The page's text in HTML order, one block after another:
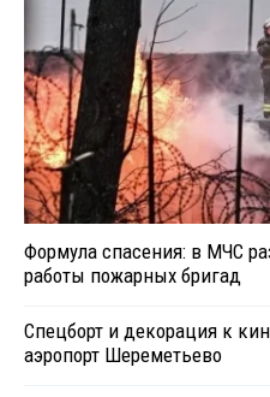
Формула спасения: в МЧС
работы пожарных бригад
Спецборт и декорация к
аэропорт Шереметьево